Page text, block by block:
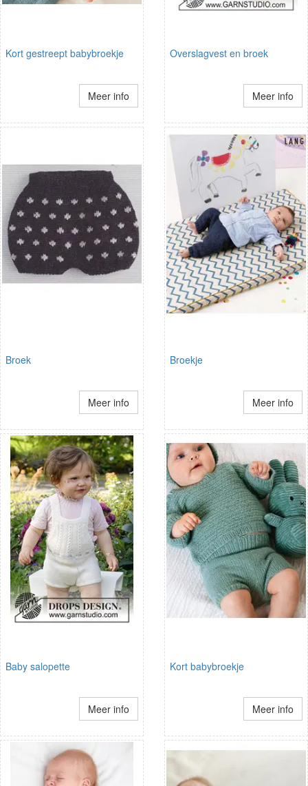
Kort gestreept babybroekje
Meer info
Overslagvest en broek
Meer info
Broek
Meer info
Broekje
Meer info
Baby salopette
Meer info
Kort babybroekje
Meer info